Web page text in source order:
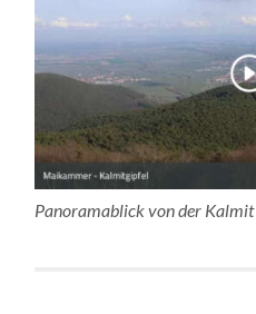
Panoramablick von der Kalmit